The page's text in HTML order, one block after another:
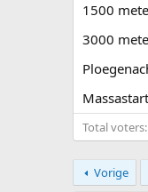
1500
3000
Total voters
Vorige